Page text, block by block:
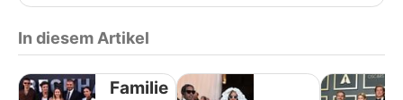
In diesem Artikel
Familie